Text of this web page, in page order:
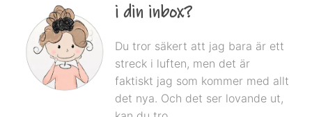
i din inbox?
Du tror säkert att jag bara är ett
streck i luften, men det är
faktiskt jag som kommer med allt
det nya. Och det ser lovande ut,